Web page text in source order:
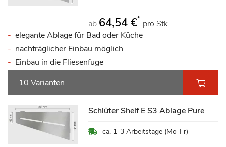
ab 64,54 €* pro Stk
elegante Ablage für Bad oder Küche
nachträglicher Einbau möglich
Einbau in die Fliesenfuge
10 Varianten
Schlüter Shelf E S3 Ablage Pure
ca. 1-3 Arbeitstage (Mo-Fr)